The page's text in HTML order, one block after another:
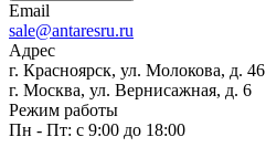
Email
sale@antaresru.ru
Адрес
г. Красноярск, ул. Молокова, д. 46
г. Москва, ул. Вернисажная, д. 6
Режим работы
Пн - Пт: с 9:00 до 18:00